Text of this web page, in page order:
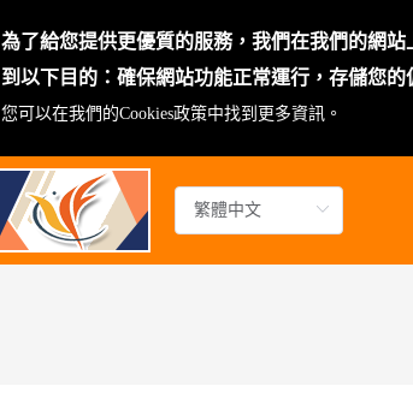
為了給您提供更優質的服務，我們在我們的網
到以下目的：確保網站功能正常運行，存儲您的
您可以在我們的Cookies政策中找到更多資訊。